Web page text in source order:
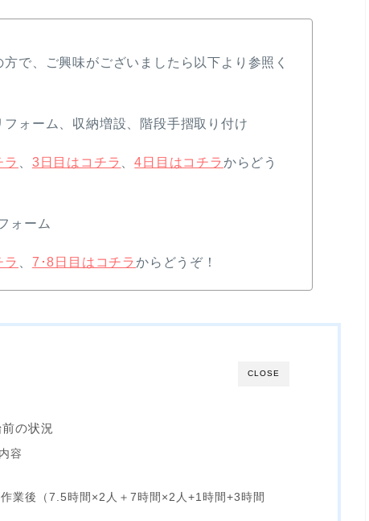
で、ご興味がございましたら以下より参照く
ォーム、収納増設、階段手摺取り付け
ラ 3日目はコチラ 、4日目はコチラからどう
ォーム
ラ 7･8日目はコチラからどうぞ！
CLOSE
の状況
容
業後（7.5時間×2人＋7時間×2人+1時間+3時間